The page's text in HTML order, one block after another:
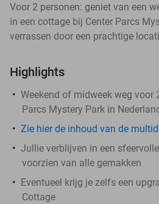
Voor 2 personen: geniet van een
in een cottage bij Center Parcs
verrassen door een prachtige
Highlights
Weekend of midweek weg voor
Parcs Mystery Park in
Zie hier de inhoud van de
Jullie verblijven in een
voorzien van alle gemakken
Eventueel krijg je zelfs een
Cottage